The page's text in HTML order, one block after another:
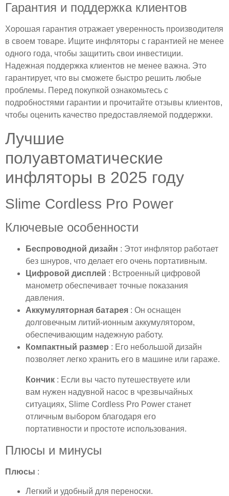
Гарантия и поддержка клиентов
Хорошая гарантия отражает уверенность производителя
в своем товаре. Ищите инфляторы с гарантией не менее
одного года, чтобы защитить свои инвестиции.
Надежная поддержка клиентов не менее важна. Это
гарантирует, что вы сможете быстро решить любые
проблемы. Перед покупкой ознакомьтесь с
подробностями гарантии и прочитайте отзывы клиентов,
чтобы оценить качество предоставляемой поддержки.
Лучшие
полуавтоматические
инфляторы в 2025 году
Slime Cordless Pro Power
Ключевые особенности
Беспроводной дизайн : Этот инфлятор работает
без шнуров, что делает его очень портативным.
Цифровой дисплей : Встроенный цифровой
манометр обеспечивает точные показания
давления.
Аккумуляторная батарея : Он оснащен
долговечным литий-ионным аккумулятором,
обеспечивающим надежную работу.
Компактный размер : Его небольшой дизайн
позволяет легко хранить его в машине или гараже.
Кончик : Если вы часто путешествуете или
вам нужен надувной насос в чрезвычайных
ситуациях, Slime Cordless Pro Power станет
отличным выбором благодаря его
портативности и простоте использования.
Плюсы и минусы
Плюсы :
Легкий и удобный для переноски.